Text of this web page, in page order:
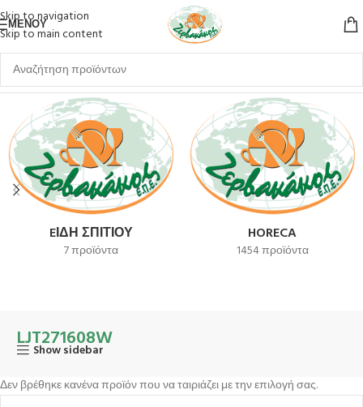
Skip to navigation
Skip to main content
ΜΕΝΟΎ
Αρχική σελίδα Προϊόν SKU LJT271608W
EΊΔΗ ΣΠΙΤΙΟΎ
7 προϊόντα
HORECA
1454 προϊόντα
LJT271608W
Show sidebar
Δεν βρέθηκε κανένα προϊόν που να ταιριάζει με την επιλογή σας.